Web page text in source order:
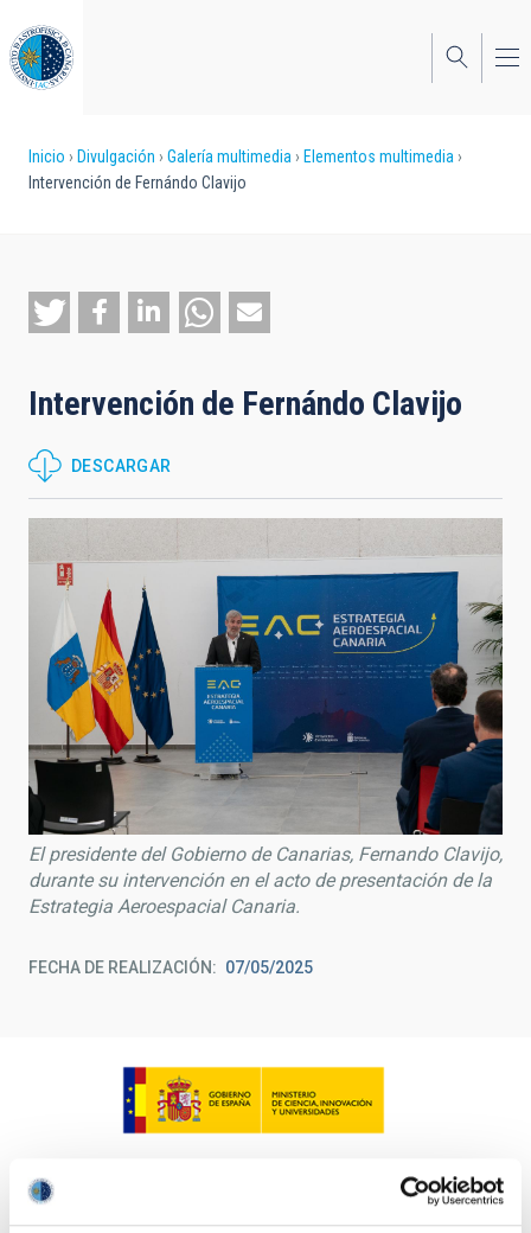
al
contenido
principal
Sobrescribir
ayuda
a
navegación
Inicio Divulgación Galería multimedia
Elementos multimedia
Intervención de Fernándo Clavijo
Intervención de Fernándo Clavijo
DESCARGAR
El presidente del Gobierno de Canarias, Fernando Clavijo,
durante su intervención en el acto de presentación de la
Estrategia Aeroespacial Canaria.
FECHA DE REALIZACIÓN 07/05/2025